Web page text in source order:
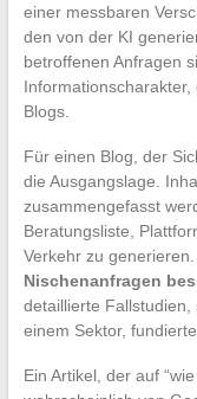
einer messbaren
den von der KI
betroffenen Anfragen
Blogs.
Für einen Blog, der
die Ausgangslage.
zusammengefasst
Beratungsliste,
Verkehr zu
Nischenanfragen
detaillierte
einem Sektor,
Ein Artikel, der auf